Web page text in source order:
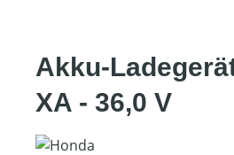
Akku-
XA - 36,0 V